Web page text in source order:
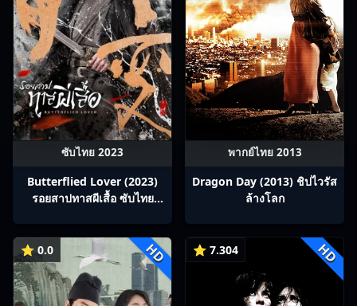
ซับไทย 2023
Butterflied Lover (2023)
รอยสาปทาสผีเสื้อ ซับไทย
พากย์ไทย 2013
Dragon Day (2013) ชิปไวรัส
ล้างโลก
⭐ 0.0 HD ⭐ 7.304 HD